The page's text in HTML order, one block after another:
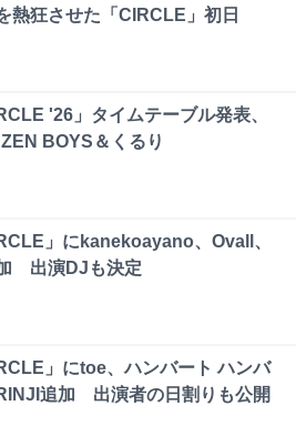
熱狂させた「CIRCLE」初日
'26」タイムテーブル発表、
BOYS＆くるり
」にkanekoayano、Ovall、
出演DJも決定
」にtoe、ハンバート ハンバ
追加 出演者の日割りも公開